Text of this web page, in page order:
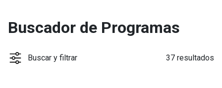
Buscador de Programas
Buscar y filtrar 37 resultados